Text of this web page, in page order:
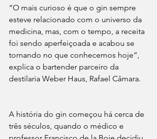
“O mais curioso é que o gin sempre
esteve relacionado com o universo da
medicina, mas, com o tempo, a receita
foi sendo aperfeiçoada e acabou se
tornando no que conhecemos hoje”,
explica o bartender parceiro da
destilaria Weber Haus, Rafael Câmara.
A história do gin começou há cerca de
três séculos, quando o médico e